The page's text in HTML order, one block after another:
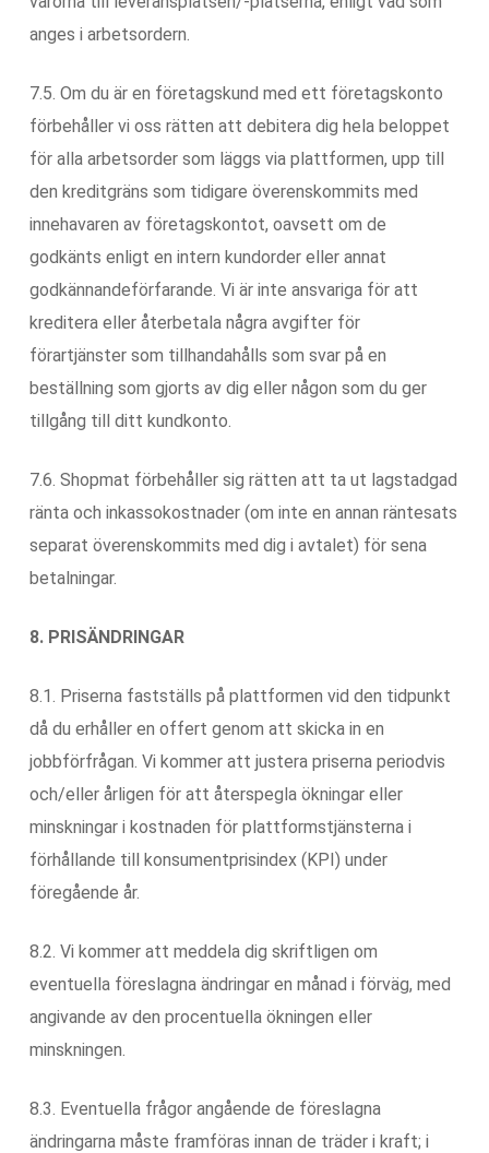
anges i arbetsordern.
7.5. Om du är en företagskund med ett företagskonto
förbehåller vi oss rätten att debitera dig hela beloppet
för alla arbetsorder som läggs via plattformen, upp till
den kreditgräns som tidigare överenskommits med
innehavaren av företagskontot, oavsett om de
godkänts enligt en intern kundorder eller annat
godkännandeförfarande. Vi är inte ansvariga för att
kreditera eller återbetala några avgifter för
förartjänster som tillhandahålls som svar på en
beställning som gjorts av dig eller någon som du ger
tillgång till ditt kundkonto.
7.6. Shopmat förbehåller sig rätten att ta ut lagstadgad
ränta och inkassokostnader (om inte en annan räntesats
separat överenskommits med dig i avtalet) för sena
betalningar.
8. PRISÄNDRINGAR
8.1. Priserna fastställs på plattformen vid den tidpunkt
då du erhåller en offert genom att skicka in en
jobbförfrågan. Vi kommer att justera priserna periodvis
och/eller årligen för att återspegla ökningar eller
minskningar i kostnaden för plattformstjänsterna i
förhållande till konsumentprisindex (KPI) under
föregående år.
8.2. Vi kommer att meddela dig skriftligen om
eventuella föreslagna ändringar en månad i förväg, med
angivande av den procentuella ökningen eller
minskningen.
8.3. Eventuella frågor angående de föreslagna
ändringarna måste framföras innan de träder i kraft; i